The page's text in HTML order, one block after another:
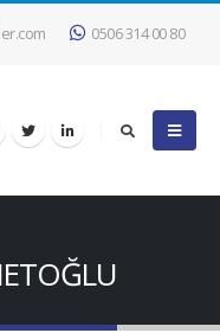
0506 314 00 80